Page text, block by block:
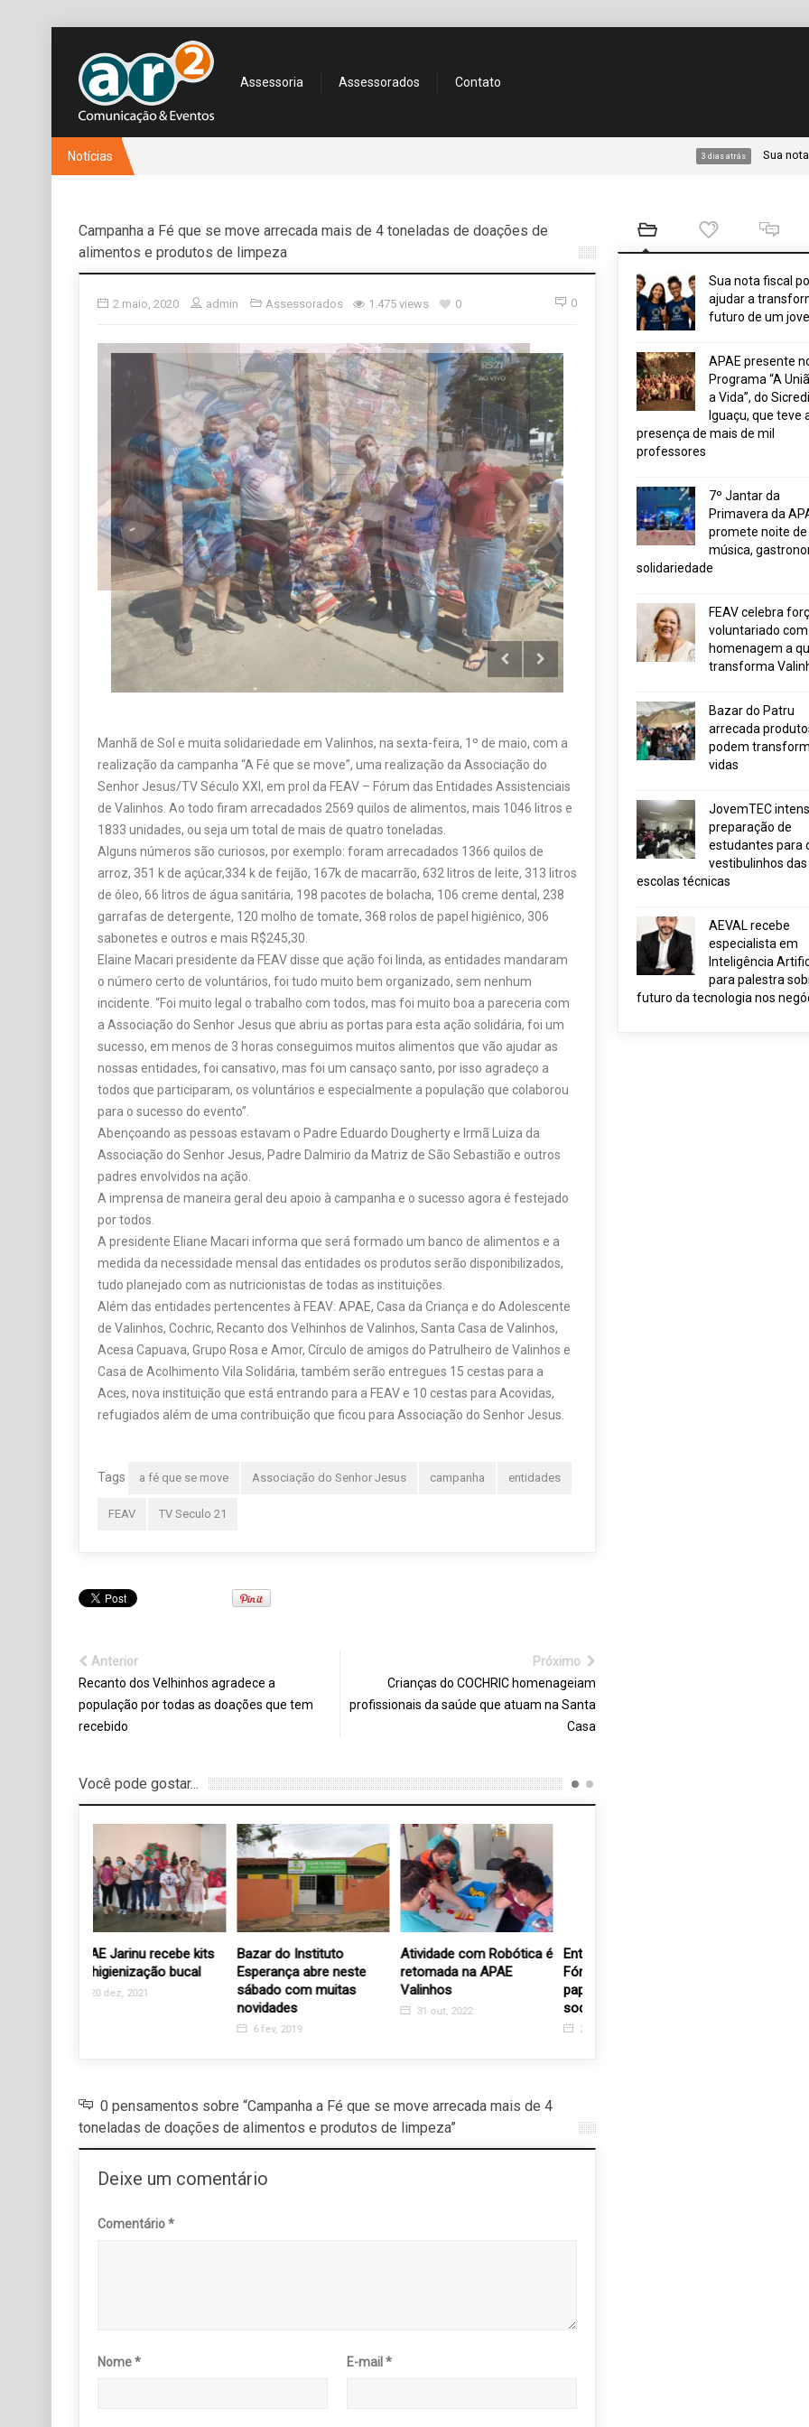
Assessoria Assessorados Contato
Notícias Sua nota fiscal pode
Campanha a Fé que se move arrecada mais de 4 toneladas de doações de
alimentos e produtos de limpeza
2 maio, 2020 admin Assessorados 1.475 views 0 0
Manhã de Sol e muita solidariedade em Valinhos, na sexta-feira, 1º de maio, com a
realização da campanha “A Fé que se move”, uma realização da Associação do
Senhor Jesus/TV Século XXI, em prol da FEAV – Fórum das Entidades Assistenciais
Alguns números são curiosos, por exemplo: foram arrecadados 1366 quilos de
arroz, 351 k de açúcar,334 k de feijão, 167k de macarrão, 632 litros de leite, 313 litros
de óleo, 66 litros de água sanitária, 198 pacotes de bolacha, 106 creme dental, 238
garrafas de detergente, 120 molho de tomate, 368 rolos de papel higiênico, 306
sabonetes e outros e mais R$245,30.
Elaine Macari presidente da FEAV disse que ação foi linda, as entidades mandaram
o número certo de voluntários, foi tudo muito bem organizado, sem nenhum
incidente. “Foi muito legal o trabalho com todos, mas foi muito boa a pareceria com
a Associação do Senhor Jesus que abriu as portas para esta ação solidária, foi um
sucesso, em menos de 3 horas conseguimos muitos alimentos que vão ajudar as
nossas entidades, foi cansativo, mas foi um cansaço santo, por isso agradeço a
todos que participaram, os voluntários e especialmente a população que colaborou
para o sucesso do evento”.
Abençoando as pessoas estavam o Padre Eduardo Dougherty e Irmã Luiza da
Associação do Senhor Jesus, Padre Dalmirio da Matriz de São Sebastião e outros
padres envolvidos na ação.
A imprensa de maneira geral deu apoio à campanha e o sucesso agora é festejado
por todos.
A presidente Eliane Macari informa que será formado um banco de alimentos e a
medida da necessidade mensal das entidades os produtos serão disponibilizados,
tudo planejado com as nutricionistas de todas as instituições.
Além das entidades pertencentes à FEAV: APAE, Casa da Criança e do Adolescente
de Valinhos, Cochric, Recanto dos Velhinhos de Valinhos, Santa Casa de Valinhos,
Acesa Capuava, Grupo Rosa e Amor, Círculo de amigos do Patrulheiro de Valinhos e
Casa de Acolhimento Vila Solidária, também serão entregues 15 cestas para a
Aces, nova instituição que está entrando para a FEAV e 10 cestas para Acovidas,
refugiados além de uma contribuição que ficou para Associação do Senhor Jesus.
Tags a fé que se move Associação do Senhor Jesus campanha entidades
FEAV TV Seculo 21
população por todas as doações que tem
Você pode gostar...
Bazar do Instituto
Esperança abre neste
sábado com muitas
novidades
6 fev, 2019
Atividade com Robótica é
retomada na APAE
Valinhos
31 out, 2022
Entidades debatem no
Fórum Valinhos 2030 o
papel das instituições na
sociedade
31 out, 2022
0 pensamentos sobre “Campanha a Fé que se move arrecada mais de 4
toneladas de doações de alimentos e produtos de limpeza”
Comentário
Sua nota fiscal
ajudar a
futuro de um
APAE presente
Programa “A
a Vida”, do Sicredi
Iguaçu, que teve
presença de mais de mil
professores
7º Jantar da
Primavera da
promete noite de
música,
solidariedade
FEAV celebra
voluntariado com
homenagem a
transforma
Bazar do Patru
arrecada
podem
vidas
JovemTEC
preparação de
estudantes para
vestibulinhos das
escolas técnicas
AEVAL recebe
especialista em
Inteligência
para palestra
futuro da tecnologia nos